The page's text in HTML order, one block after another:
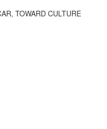
TOWARD CULTURE